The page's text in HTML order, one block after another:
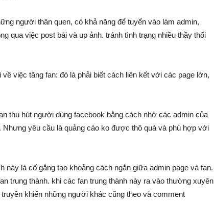
người thân quen, có khả năng để tuyển vào làm admin,
qua việc post bài và up ảnh. tránh tình trạng nhiều thầy thối
việc tăng fan: đó là phải biết cách liên kết với các page lớn,
thu hút người dùng facebook bằng cách nhờ các admin của
yêu cầu là quảng cáo ko được thô quá và phù hợp với
này là cố gắng tạo khoảng cách ngắn giữa admin page và fan.
trung thành. khi các fan trung thành này ra vào thường xuyên
khiến những người khác cũng theo và comment